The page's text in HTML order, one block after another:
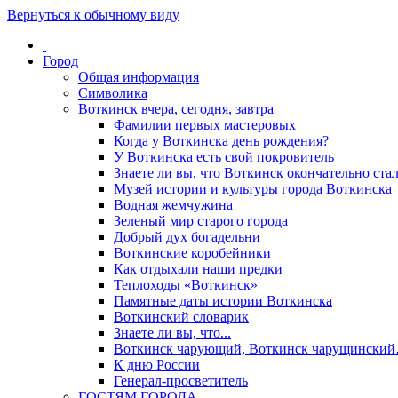
Вернуться к обычному виду
Город
Общая информация
Символика
Воткинск вчера, сегодня, завтра
Фамилии первых мастеровых
Когда у Воткинска день рождения?
У Воткинска есть свой покровитель
Знаете ли вы, что Воткинск окончательно
Музей истории и культуры города Воткинска
Водная жемчужина
Зеленый мир старого города
Добрый дух богадельни
Воткинские коробейники
Как отдыхали наши предки
Теплоходы «Воткинск»
Памятные даты истории Воткинска
Воткинский словарик
Знаете ли вы, что...
Воткинск чарующий, Воткинск
К дню России
Генерал-просветитель